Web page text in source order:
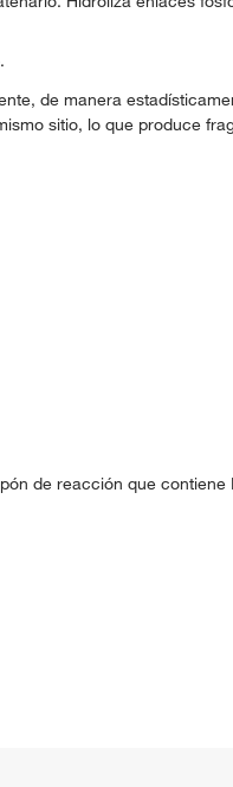
de manera
sitio, lo que produce
de reacción que contiene